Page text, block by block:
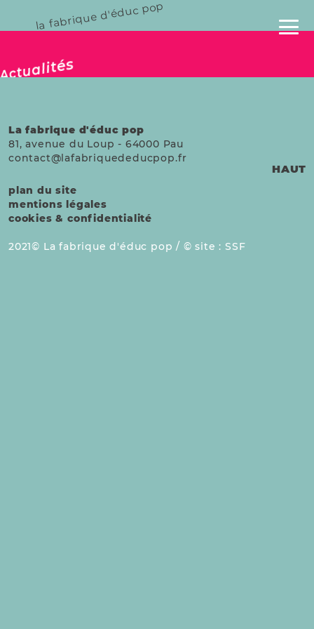
la fabrique d'éduc pop
publié le 21 fév. 2024
La fabrique d'éduc pop
81, avenue du Loup - 64000 Pau
contact@lafabriquededucpop.fr
plan du site
mentions légales
cookies & confidentialité
2021 La fabrique d'éduc pop / site :SSF
HAUT